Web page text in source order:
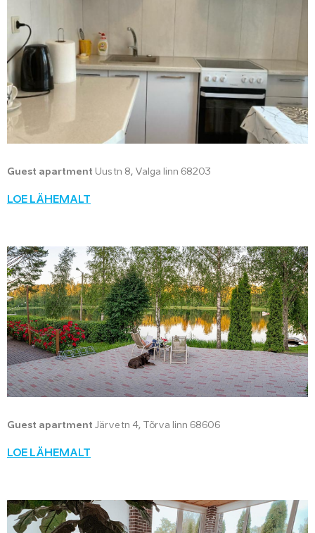
Guest apartment Uus tn 8, Valga linn 68203
LOE LÄHEMALT
Guest apartment Järve tn 4, Tõrva linn 68606
LOE LÄHEMALT